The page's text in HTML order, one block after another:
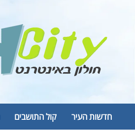
חדשות העיר קול התושבים